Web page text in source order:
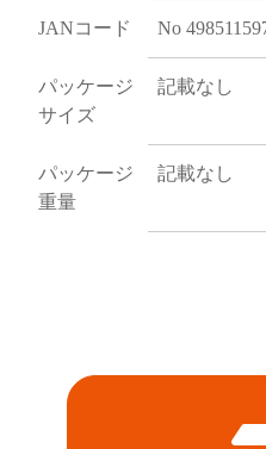
JANコード No
パッケージ
サイズ
記載なし
パッケージ
重量
記載なし